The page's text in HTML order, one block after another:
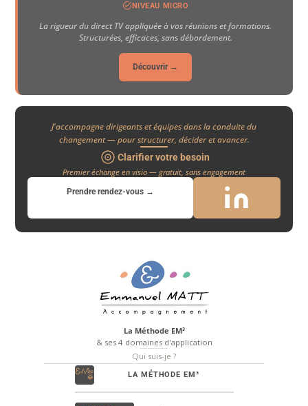
NIVEAU MICRO
La rigueur du direct TV appliquée à vos réunions et formations.
Structurées, efficaces, sans débordement.
Découvrir →
J'accompagne dirigeants et équipes dans la conduite du
changement — pour structurer, décider et avancer.
Clarifier votre besoin
Premier échange en visio — gratuit, sans engagement
Prendre rendez-vous →
La Méthode EM³
& ses 4 domaines d'application
Qui suis-je ?
LA MÉTHODE EM³